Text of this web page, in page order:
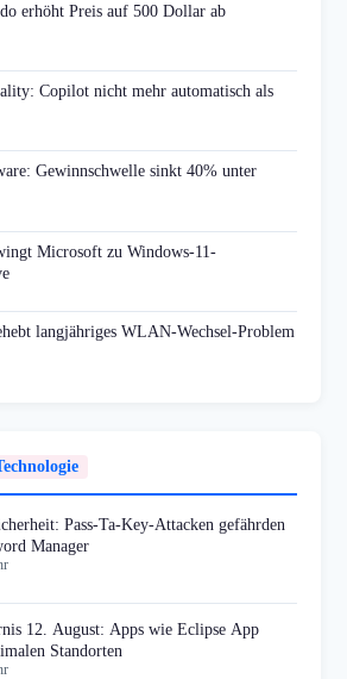
erhöht Preis auf 500 Dollar ab
Copilot nicht mehr automatisch als
Gewinnschwelle sinkt 40% unter
Microsoft zu Windows-11-
langjähriges WLAN-Wechsel-Problem
Pass-Ta-Key-Attacken gefährden
Manager
12. August: Apps wie Eclipse App
Standorten